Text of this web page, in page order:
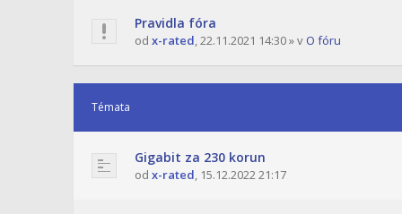
Pravidla fóra
od x-rated,22.11.2021 14:30» v O fóru
Témata
Gigabit za 230 korun
od x-rated, 15.12.2022 21:17